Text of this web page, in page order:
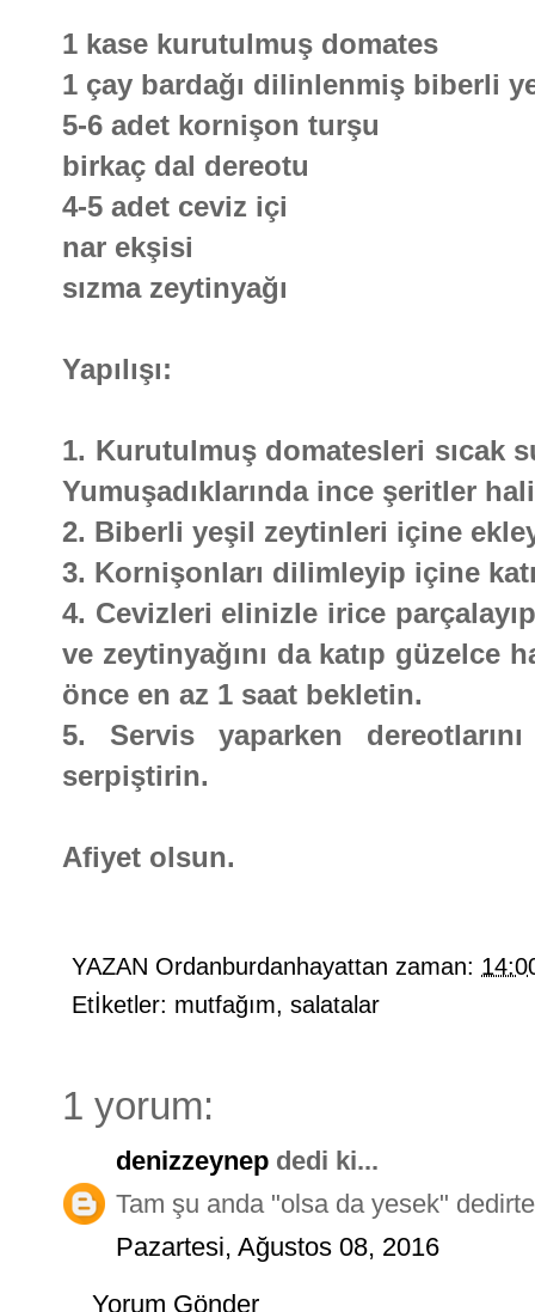
1 kase kurutulmuş domates
1 çay bardağı dilinlenmiş biberli
5-6 adet kornişon turşu
birkaç dal dereotu
4-5 adet ceviz içi
nar ekşisi
sızma zeytinyağı
Yapılışı:
1. Kurutulmuş domatesleri sıcak
Yumuşadıklarında ince şeritler
2. Biberli yeşil zeytinleri içine
3. Kornişonları dilimleyip içine
4. Cevizleri elinizle irice
ve zeytinyağını da katıp güzelce
önce en az 1 saat bekletin.
5. Servis yaparken
serpiştirin.
Afiyet olsun.
YAZAN Ordanburdanhayattan zaman:
Etİketler: mutfağım, salatalar
1 yorum:
denizzeynep dedi ki...
Tam şu anda "olsa da yesek"
Pazartesi, Ağustos 08, 2016
Yorum Gönder